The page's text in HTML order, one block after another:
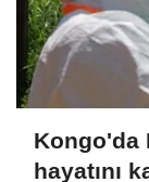
Kongo'da
hayatını